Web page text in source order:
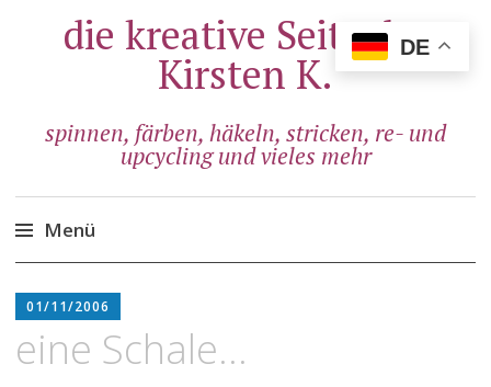
die kreative Seite der
Kirsten K.
spinnen, färben, häkeln, stricken, re- und
upcycling und vieles mehr
Menü
Inhalt
springen
01/11/2006
eine Schale…
DE